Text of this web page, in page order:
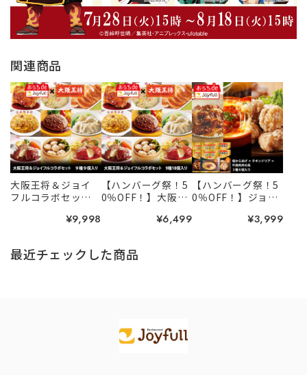
関連商品
大阪王将＆ジョイ
フルコラボセット
¥9,998
【ハンバーグ祭！5
0％OFF！】大阪王
ラボセット９種18
¥6,499
【ハンバーグ祭！5
0％OFF！】ジョイ
セット3種６個入り
¥3,999
最近チェックした商品